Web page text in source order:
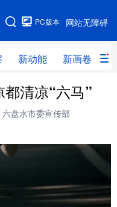
网站无障碍
PC版本
新动能 新画卷
新动能 新画卷
人事 廉政
直播 视频
健康贵州
县区直达 企业速递
清凉“六马”
盘水市委宣传部